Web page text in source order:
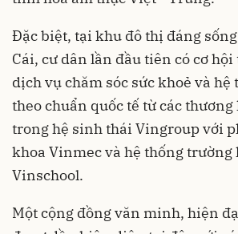
Đặc biệt, tại khu đô thị đáng
Cái, cư dân lần đầu tiên có cơ
dịch vụ chăm sóc sức khoẻ và hệ
theo chuẩn quốc tế từ các
trong hệ sinh thái Vingroup với
khoa Vinmec và hệ thống trường
Vinschool.
Một cộng đồng văn minh, hiện